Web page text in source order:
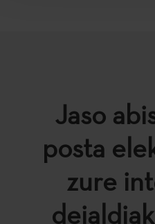
Jaso
posta
zure